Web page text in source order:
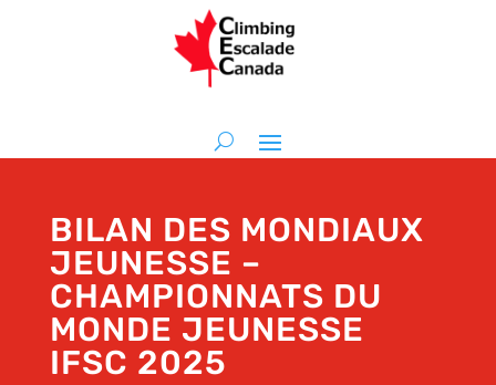
BILAN DES MONDIAUX
JEUNESSE –
CHAMPIONNATS DU
MONDE JEUNESSE
IFSC 2025